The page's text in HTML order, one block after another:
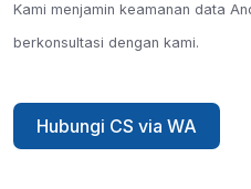
Kami menjamin keamanan data
berkonsultasi dengan kami.
Hubungi CS via WA